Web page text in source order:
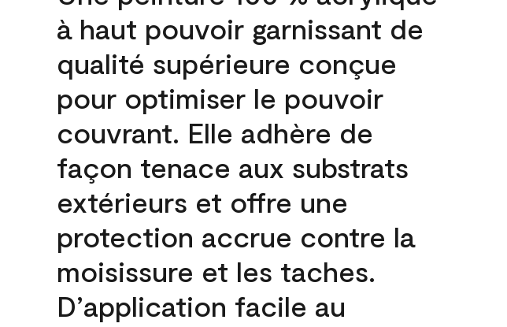
à haut pouvoir garnissant de
qualité supérieure conçue
pour optimiser le pouvoir
couvrant. Elle adhère de
façon tenace aux substrats
extérieurs et offre une
protection accrue contre la
moisissure et les taches.
D’application facile au